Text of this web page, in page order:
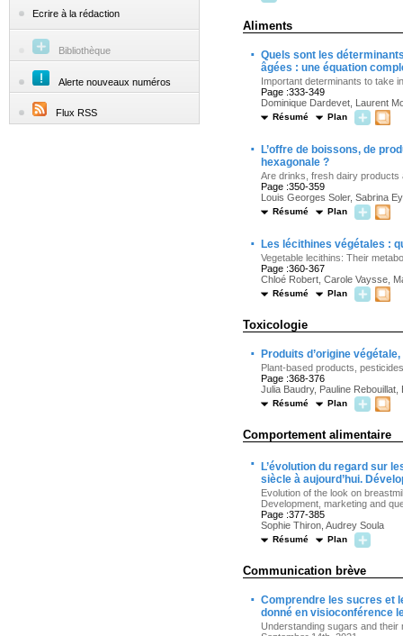
Ecrire à la rédaction
Bibliothèque
Alerte nouveaux numéros
Flux RSS
Aliments
· Quels sont les
âgées : une équation
Important determinants to take
Page :333-349
Dominique Dardevet, Laurent
Résumé Plan
·
L’offre de boissons, de
hexagonale ?
Are drinks, fresh dairy products
Page :350-359
Louis Georges Soler, Sabrina
Résumé Plan
· Les lécithines végétales :
Vegetable lecithins: Their
Page :360-367
Chloé Robert, Carole Vaysse,
Résumé Plan
Toxicologie
· Produits d’origine
Plant-based products,
Page :368-376
Julia Baudry, Pauline
Résumé Plan
Comportement alimentaire
·
L’évolution du regard sur
siècle à aujourd’hui.
Evolution of the look on
Development, marketing and
Page :377-385
Sophie Thiron, Audrey Soula
Résumé Plan
Communication brève
· Comprendre les sucres et
donné en visioconférence
Understanding sugars and